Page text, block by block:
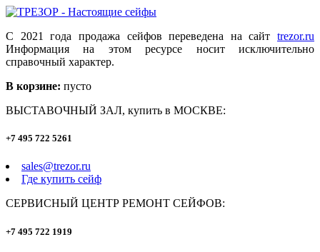
С 2021 года продажа сейфов переведена на сайт trezor.ru
Информация на этом ресурсе носит исключительно
справочный характер.
В корзине: пусто
ВЫСТАВОЧНЫЙ ЗАЛ, купить в МОСКВЕ:
+7 495 722 5261
sales@trezor.ru
Где купить сейф
СЕРВИСНЫЙ ЦЕНТР РЕМОНТ СЕЙФОВ:
+7 495 722 1919